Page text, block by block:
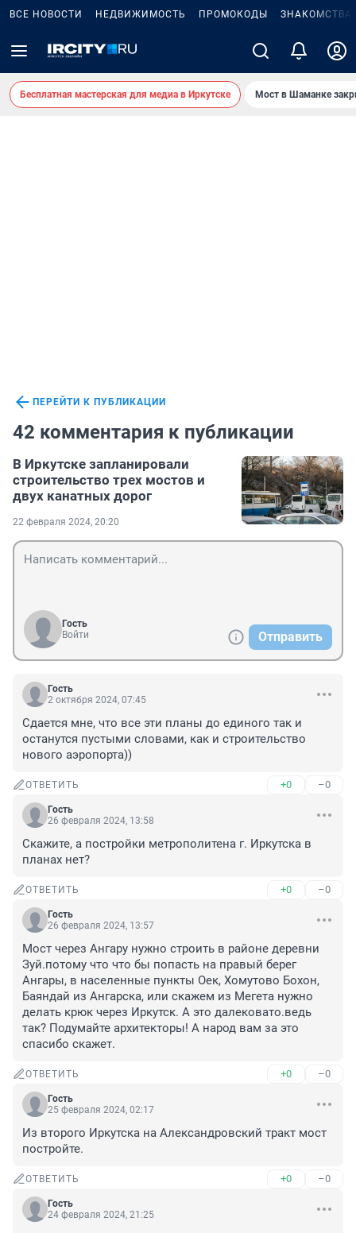
ВСЕ НОВОСТИ НЕДВИЖИМОСТЬ ПРОМОКОДЫ ЗНАКОМСТВА
Бесплатная мастерская для медиа в Иркутске Мост в Шаманке
ПЕРЕЙТИ К ПУБЛИКАЦИИ
42 комментария к публикации
В Иркутске запланировали
строительство трех мостов и
двух канатных дорог
22 февраля 2024, 20:20
Гость
Войти
Отправить
Гость
2 октября 2024, 07:45
Сдается мне, что все эти планы до единого так и
останутся пустыми словами, как и строительство
нового аэропорта))
ОТВЕТИТЬ +0 –0
Гость
26 февраля 2024, 13:58
Скажите, а постройки метрополитена г. Иркутска в
планах нет?
ОТВЕТИТЬ +0 –0
Гость
26 февраля 2024, 13:57
Мост через Ангару нужно строить в районе деревни
Зуй.потому что что бы попасть на правый берег
Ангары, в населенные пункты Оек, Хомутово Бохон,
Баяндай из Ангарска, или скажем из Мегета нужно
делать крюк через Иркутск. А это далековато.ведь
так? Подумайте архитекторы! А народ вам за это
спасибо скажет.
ОТВЕТИТЬ +0 –0
Гость
25 февраля 2024, 02:17
Из второго Иркутска на Александровский тракт мост
постройте.
ОТВЕТИТЬ +0 –0
Гость
24 февраля 2024, 21:25